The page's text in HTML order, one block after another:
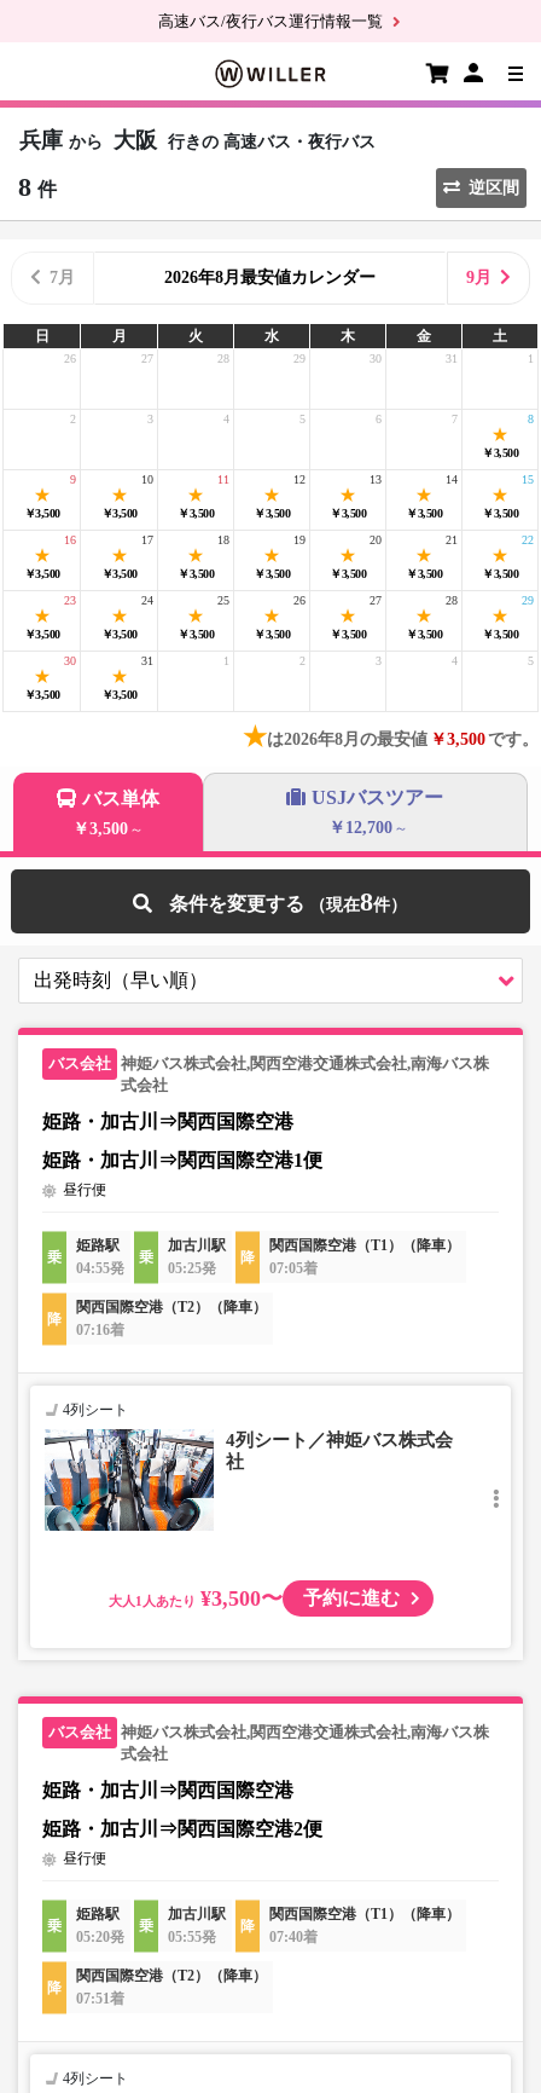
高速バス/夜行バス運行情報一覧
兵庫 から 大阪 行きの 高速バス・夜行バス
8 件 逆区間
7月 2026年8月最安値カレンダー 9月
日 月 火 水 木 金 土
26 27 28 29 30 31 1
2 3 4 5 6 7
￥3,500
8
￥3,500
9
￥3,500
10
￥3,500
11
￥3,500
12
￥3,500
13
￥3,500
14
￥3,500
15
￥3,500
16
￥3,500
17
￥3,500
18
￥3,500
19
￥3,500
20
￥3,500
21
￥3,500
22
￥3,500
23
￥3,500
24
￥3,500
25
￥3,500
26
￥3,500
27
￥3,500
28
￥3,500
29
￥3,500
30
￥3,500
31 1 2 3 4 5
★は2026年8月の最安値 ￥3,500です。
バス単体
￥3,500 ～
USJバスツアー
￥12,700 ～
条件を変更する 8
神姫バス株式会社,関西空港交通株式会社,南海バス株
式会社
姫路・加古川⇒関西国際空港
姫路・加古川⇒関西国際空港1便
昼行便
姫路駅
04:55発
加古川駅
05:25発
関西国際空港（T1）（降車）
07:05着
関西国際空港（T2）（降車）
07:16着
4列シート
4列シート／神姫バス株式会
社
大人 ¥3,500〜 予約に進む
神姫バス株式会社,関西空港交通株式会社,南海バス株
式会社
姫路・加古川⇒関西国際空港
姫路・加古川⇒関西国際空港2便
昼行便
姫路駅
05:20発
加古川駅
05:55発
関西国際空港（T1）（降車）
07:40着
関西国際空港（T2）（降車）
07:51着
4列シート